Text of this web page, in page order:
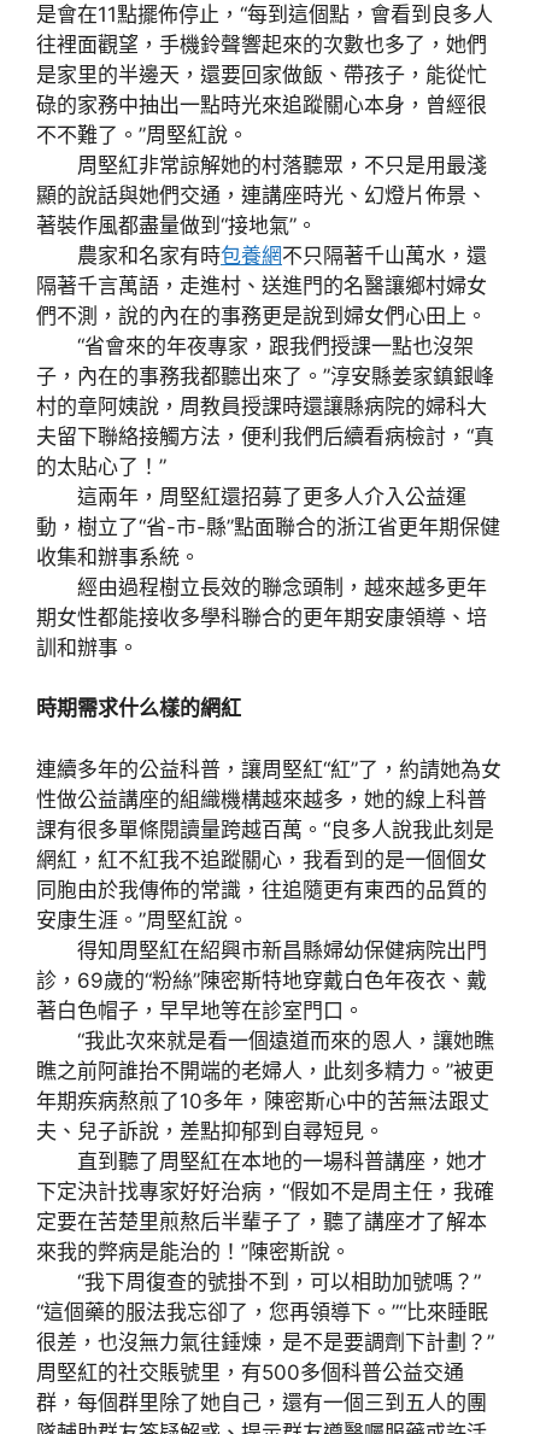
是會在11點擺佈停止，“每到這個點，會看到良多人
往裡面觀望，手機鈴聲響起來的次數也多了，她們
是家里的半邊天，還要回家做飯、帶孩子，能從忙
碌的家務中抽出一點時光來追蹤關心本身，曾經很
不不難了。”周堅紅說。
周堅紅非常諒解她的村落聽眾，不只是用最淺
顯的說話與她們交通，連講座時光、幻燈片佈景、
著裝作風都盡量做到“接地氣”。
農家和名家有時包養網不只隔著千山萬水，還
隔著千言萬語，走進村、送進門的名醫讓鄉村婦女
們不測，說的內在的事務更是說到婦女們心田上。
“省會來的年夜專家，跟我們授課一點也沒架
子，內在的事務我都聽出來了。”淳安縣姜家鎮銀峰
村的章阿姨說，周教員授課時還讓縣病院的婦科大
夫留下聯絡接觸方法，便利我們后續看病檢討，“真
的太貼心了！”
這兩年，周堅紅還招募了更多人介入公益運
動，樹立了“省-市-縣”點面聯合的浙江省更年期保健
收集和辦事系統。
經由過程樹立長效的聯念頭制，越來越多更年
期女性都能接收多學科聯合的更年期安康領導、培
訓和辦事。
時期需求什么樣的網紅
連續多年的公益科普，讓周堅紅“紅”了，約請她為女
性做公益講座的組織機構越來越多，她的線上科普
課有很多單條閱讀量跨越百萬。“良多人說我此刻是
網紅，紅不紅我不追蹤關心，我看到的是一個個女
同胞由於我傳佈的常識，往追隨更有東西的品質的
安康生涯。”周堅紅說。
得知周堅紅在紹興市新昌縣婦幼保健病院出門
診，69歲的“粉絲”陳密斯特地穿戴白色年夜衣、戴
著白色帽子，早早地等在診室門口。
“我此次來就是看一個遠道而來的恩人，讓她瞧
瞧之前阿誰抬不開端的老婦人，此刻多精力。”被更
年期疾病熬煎了10多年，陳密斯心中的苦無法跟丈
夫、兒子訴說，差點抑郁到自尋短見。
直到聽了周堅紅在本地的一場科普講座，她才
下定決計找專家好好治病，“假如不是周主任，我確
定要在苦楚里煎熬后半輩子了，聽了講座才了解本
來我的弊病是能治的！”陳密斯說。
“我下周復查的號掛不到，可以相助加號嗎？”
“這個藥的服法我忘卻了，您再領導下。”“比來睡眠
很差，也沒無力氣往錘煉，是不是要調劑下計劃？”
周堅紅的社交賬號里，有500多個科普公益交通
群，每個群里除了她自己，還有一個三到五人的團